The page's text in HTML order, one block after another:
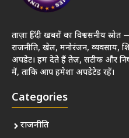
ताज़ा हिंदी खबरों का विश्वसनीय स्रोत
राजनीति, खेल, मनोरंजन, व्यवसाय,
अपडेट। हम देते हैं तेज़, सटीक और
में, ताकि आप हमेशा अपडेटेड रहें।
Categories
राजनीति